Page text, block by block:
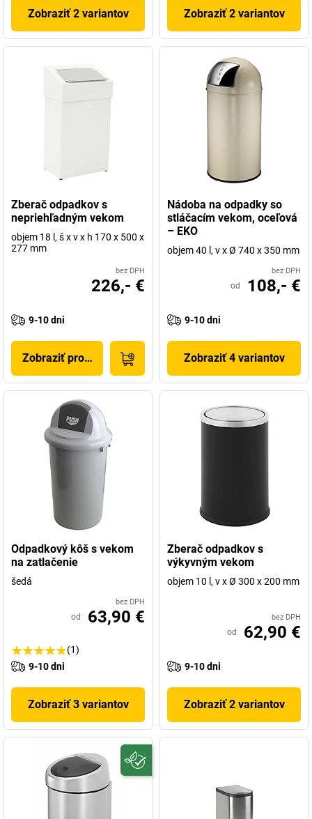
Zobraziť 2 variantov Zobraziť 2 variantov
Zberač odpadkov s
nepriehľadným vekom
objem 18 l, š x v x h 170 x 500 x
277 mm
bez DPH
226,- €
9-10 dni
Zobraziť produkt
Nádoba na odpadky so
stláčacím vekom, oceľová
– EKO
objem 40 l, v x Ø 740 x 350 mm
bez DPH
od 108,- €
9-10 dni
Zobraziť 4 variantov
Odpadkový kôš s vekom
na zatlačenie
šedá
bez DPH
od 63,90 €
(1)
9-10 dni
Zobraziť 3 variantov
Zberač odpadkov s
výkyvným vekom
objem 10 l, v x Ø 300 x 200 mm
bez DPH
od 62,90 €
9-10 dni
Zobraziť 2 variantov